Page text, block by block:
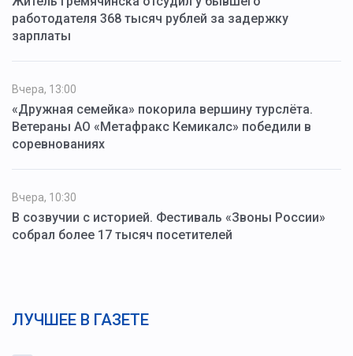
работодателя 368 тысяч рублей за задержку
зарплаты
Вчера, 13:00
«Дружная семейка» покорила вершину турслёта.
Ветераны АО «Метафракс Кемикалс» победили в
соревнованиях
Вчера, 10:30
В созвучии с историей. Фестиваль «Звоны России»
собрал более 17 тысяч посетителей
ЛУЧШЕЕ В ГАЗЕТЕ